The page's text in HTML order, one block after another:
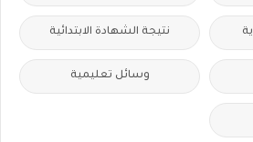
نتيجة الشهادة الابتدائية
وسائل تعليمية